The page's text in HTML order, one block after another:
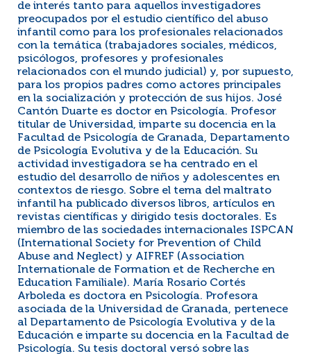
de interés tanto para aquellos investigadores
preocupados por el estudio científico del abuso
infantil como para los profesionales relacionados
con la temática (trabajadores sociales, médicos,
psicólogos, profesores y profesionales
relacionados con el mundo judicial) y, por supuesto,
para los propios padres como actores principales
en la socialización y protección de sus hijos. José
Cantón Duarte es doctor en Psicología. Profesor
titular de Universidad, imparte su docencia en la
Facultad de Psicología de Granada, Departamento
de Psicología Evolutiva y de la Educación. Su
actividad investigadora se ha centrado en el
estudio del desarrollo de niños y adolescentes en
contextos de riesgo. Sobre el tema del maltrato
infantil ha publicado diversos libros, artículos en
revistas científicas y dirigido tesis doctorales. Es
miembro de las sociedades internacionales ISPCAN
(International Society for Prevention of Child
Abuse and Neglect) y AIFREF (Association
Internationale de Formation et de Recherche en
Education Familiale). María Rosario Cortés
Arboleda es doctora en Psicología. Profesora
asociada de la Universidad de Granada, pertenece
al Departamento de Psicología Evolutiva y de la
Educación e imparte su docencia en la Facultad de
Psicología. Su tesis doctoral versó sobre las